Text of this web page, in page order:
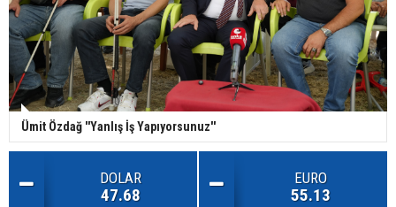
Ümit Özdağ ''Yanlış İş Yapıyorsunuz''
DOLAR
47.68
EURO
55.13